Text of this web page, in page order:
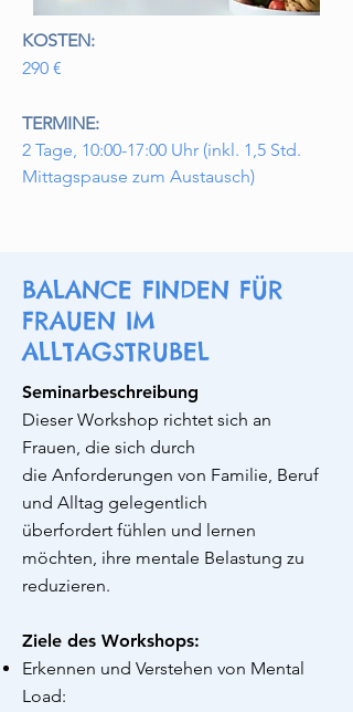
KOSTEN:
290 €
TERMINE:
2 Tage, 10:00-17:00 Uhr (inkl. 1,5 Std.
Mittagspause zum Austausch)
BALANCE FINDEN FÜR
FRAUEN IM
ALLTAGSTRUBEL
Seminarbeschreibung
Dieser Workshop richtet sich an
Frauen, die sich durch
die Anforderungen von Familie, Beruf
und Alltag gelegentlich
überfordert fühlen und lernen
möchten, ihre mentale Belastung zu
reduzieren.
Ziele des Workshops:
Erkennen und Verstehen von Mental
Load: